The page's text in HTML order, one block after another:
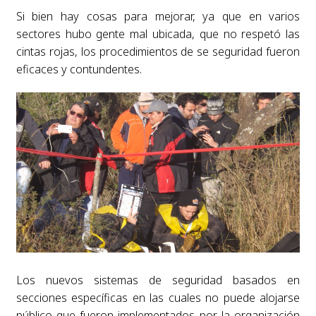
Si bien hay cosas para mejorar, ya que en varios
sectores hubo gente mal ubicada, que no respetó las
cintas rojas, los procedimientos de se seguridad fueron
eficaces y contundentes.
Los nuevos sistemas de seguridad basados en
secciones específicas en las cuales no puede alojarse